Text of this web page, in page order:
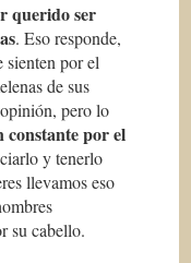
querido ser
. Eso responde,
sienten por el
de sus
pero lo
constante por el
y tenerlo
llevamos eso
su cabello.